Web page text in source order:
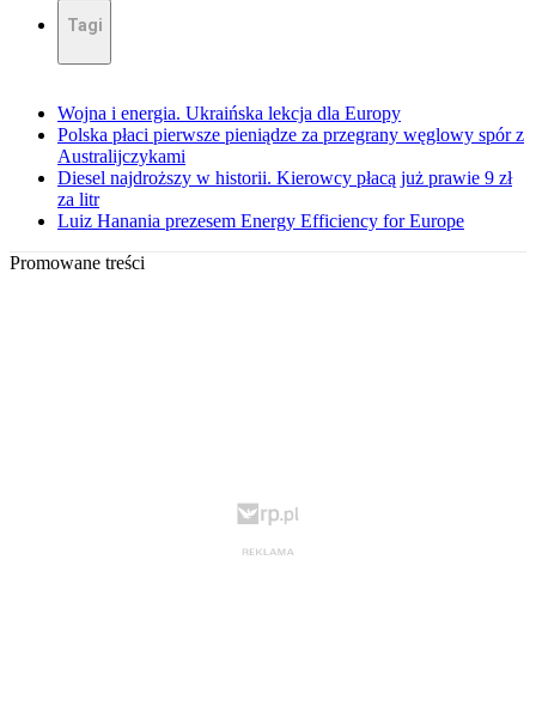
Tagi
Wojna i energia. Ukraińska lekcja dla Europy
Polska płaci pierwsze pieniądze za przegrany węglowy spór z
Australijczykami
Diesel najdroższy w historii. Kierowcy płacą już prawie 9 zł
za litr
Luiz Hanania prezesem Energy Efficiency for Europe
Promowane treści